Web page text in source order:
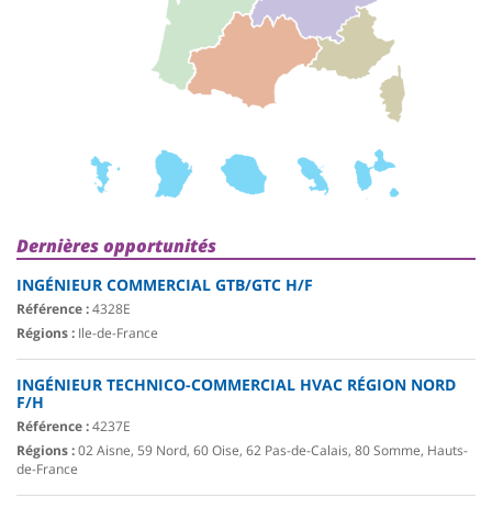
Dernières opportunités
INGÉNIEUR COMMERCIAL GTB/GTC H/F
Référence :4328E
Régions : Ile-de-France
INGÉNIEUR TECHNICO-COMMERCIAL HVAC RÉGION NORD
F/H
Référence :4237E
Régions :02 Aisne, 59 Nord, 60 Oise, 62 Pas-de-Calais, 80 Somme, Hauts-
de-France